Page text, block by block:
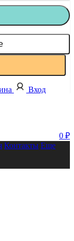
Вход
0 ₽
Контакты Еще